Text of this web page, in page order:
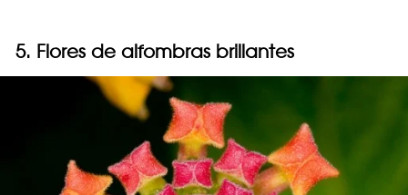
5. Flores de alfombras brillantes